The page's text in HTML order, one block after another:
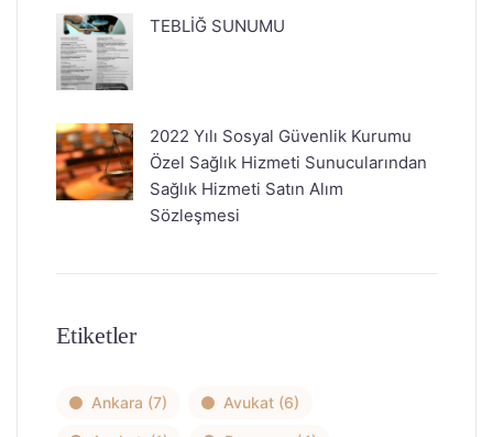
TEBLİĞ SUNUMU
2022 Yılı Sosyal Güvenlik Kurumu
Özel Sağlık Hizmeti Sunucularından
Sağlık Hizmeti Satın Alım
Sözleşmesi
Etiketler
Ankara (7) Avukat (6)